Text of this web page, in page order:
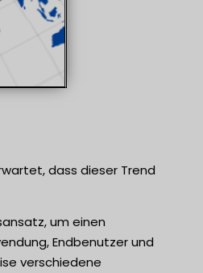
dass dieser Trend
um einen
Endbenutzer und
verschiedene